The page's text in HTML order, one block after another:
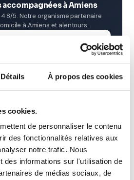
Détails À propos des cookies
cookies.
de personnaliser le contenu
des fonctionnalités relatives aux
notre trafic. Nous
des informations sur l'utilisation de
de médias sociaux, de
accompagnées à Amiens
5. Notre organisme partenaire
à Amiens et alentours.
Amiens
(80)
(80)
(80)